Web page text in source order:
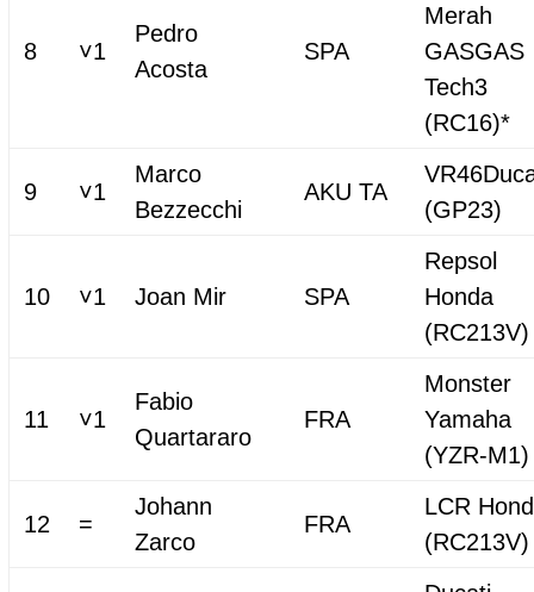
8 ˅1
Pedro
Acosta
SPA
Merah
GASGAS
Tech3
(RC16)*
9 ˅1
Marco
Bezzecchi
AKU TA
(GP23)
10 ˅1 Joan Mir SPA
Repsol
Honda
(RC213V)
11 ˅1
Fabio
Quartararo
FRA
Monster
Yamaha
(YZR-M1)
12 =
Johann
Zarco
FRA
LCR
(RC213V)